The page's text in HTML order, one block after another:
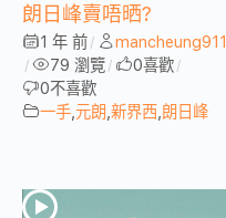
朗日峰賣唔晒?
1 年 前 / mancheung911
/ 79 瀏覽 / 0喜歡 /
0不喜歡
一手 元朗 新界西 朗日峰